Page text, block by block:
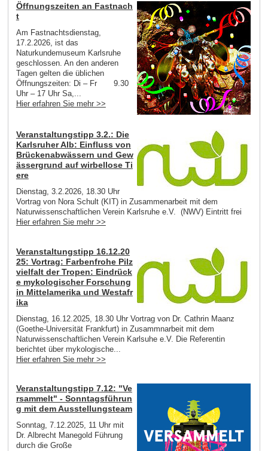
Öffnungszeiten an Fastnach
t
Am Fastnachtsdienstag,
17.2.2026, ist das
Naturkundemuseum Karlsruhe
geschlossen. An den anderen
Tagen gelten die üblichen
Öffnungszeiten: Di – Fr 9.30
Uhr – 17 Uhr Sa,...
Hier erfahren Sie mehr >>
Veranstaltungstipp 3.2.: Die
Karlsruher Alb: Einfluss von
Brückenabwässern und Gew
ässergrund auf wirbellose Ti
ere
Dienstag, 3.2.2026, 18.30 Uhr
Vortrag von Nora Schult (KIT) in Zusammenarbeit mit dem
Naturwissenschaftlichen Verein Karlsruhe e.V. (NWV) Eintritt frei
Hier erfahren Sie mehr >>
Veranstaltungstipp 16.12.20
25: Vortrag: Farbenfrohe Pilz
vielfalt der Tropen: Eindrück
e mykologischer Forschung
in Mittelamerika und Westafr
ika
Dienstag, 16.12.2025, 18.30 Uhr Vortrag von Dr. Cathrin Maanz
(Goethe-Universität Frankfurt) in Zusammnarbeit mit dem
Naturwissenschaftlichen Verein Karlsuhe e.V. Die Referentin
berichtet über mykologische...
Hier erfahren Sie mehr >>
Veranstaltungstipp 7.12: "Ve
rsammelt" - Sonntagsführun
g mit dem Ausstellungsteam
Sonntag, 7.12.2025, 11 Uhr mit
Dr. Albrecht Manegold Führung
durch die Große